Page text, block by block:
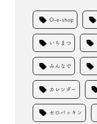
O-e-shop
いちまつ
みんなで
カレンダー
セロパッキン